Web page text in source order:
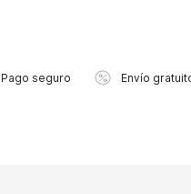
Pago seguro Envío